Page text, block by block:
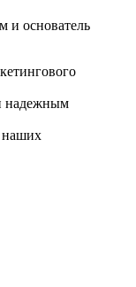
и основатель
надежным
наших